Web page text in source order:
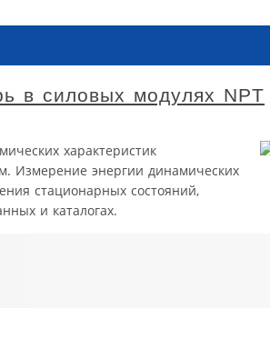
в силовых модулях NPT
характеристик
Измерение энергии динамических
стационарных состояний,
и каталогах.